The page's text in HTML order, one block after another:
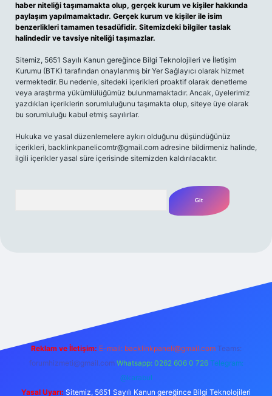
haber niteliği taşımamakta olup, gerçek kurum ve kişiler hakkında
paylaşım yapılmamaktadır. Gerçek kurum ve kişiler ile isim
benzerlikleri tamamen tesadüfidir. Sitemizdeki bilgiler taslak
halindedir ve tavsiye niteliği taşımazlar.
Sitemiz, 5651 Sayılı Kanun gereğince Bilgi Teknolojileri ve İletişim
Kurumu (BTK) tarafından onaylanmış bir Yer Sağlayıcı olarak hizmet
vermektedir. Bu nedenle, sitedeki içerikleri proaktif olarak denetleme
veya araştırma yükümlülüğümüz bulunmamaktadır. Ancak, üyelerimiz
yazdıkları içeriklerin sorumluluğunu taşımakta olup, siteye üye olarak
bu sorumluluğu kabul etmiş sayılırlar.
Hukuka ve yasal düzenlemelere aykırı olduğunu düşündüğünüz
içerikleri, backlinkpanelicomtr@gmail.com adresine bildirmeniz halinde,
ilgili içerikler yasal süre içerisinde sitemizden kaldırılacaktır.
Reklam ve İletişim: E-mail: backlinkpaneli@gmail.com Teams:
forumhizmeti@gmail.com Whatsapp: 0262 606 0 726 Telegram:
@karabul
Yasal Uyarı: Sitemiz, 5651 Sayılı Kanun gereğince Bilgi Teknolojileri